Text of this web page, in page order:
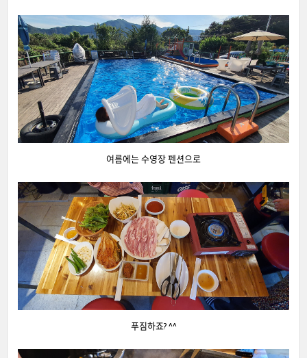
여름에는 수영장 펜션으로
푸짐하죠? ^^